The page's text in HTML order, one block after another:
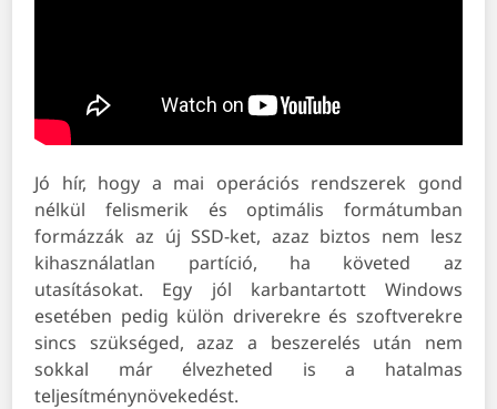
Jó hír, hogy a mai operációs rendszerek gond
nélkül felismerik és optimális formátumban
formázzák az új SSD-ket, azaz biztos nem lesz
kihasználatlan partíció, ha követed az
utasításokat. Egy jól karbantartott Windows
esetében pedig külön driverekre és szoftverekre
sincs szükséged, azaz a beszerelés után nem
sokkal már élvezheted is a hatalmas
teljesítménynövekedést.